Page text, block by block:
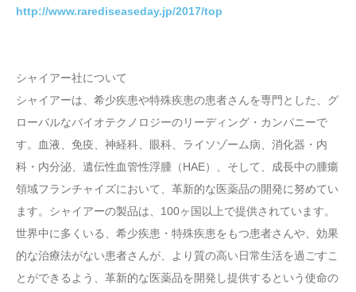
http://www.rarediseaseday.jp/2017/top
シャイアー社について
シャイアーは、希少疾患や特殊疾患の患者さんを専門とした、グ
ローバルなバイオテクノロジーのリーディング・カンパニーで
す。血液、免疫、神経科、眼科、ライソゾーム病、消化器・内
科・内分泌、遺伝性血管性浮腫（HAE）、そして、成長中の腫瘍
領域フランチャイズにおいて、革新的な医薬品の開発に努めてい
ます。シャイアーの製品は、100ヶ国以上で提供されています。
世界中に多くいる、希少疾患・特殊疾患をもつ患者さんや、効果
的な治療法がない患者さんが、より質の高い日常生活を過ごすこ
とができるよう、革新的な医薬品を開発し提供するという使命の